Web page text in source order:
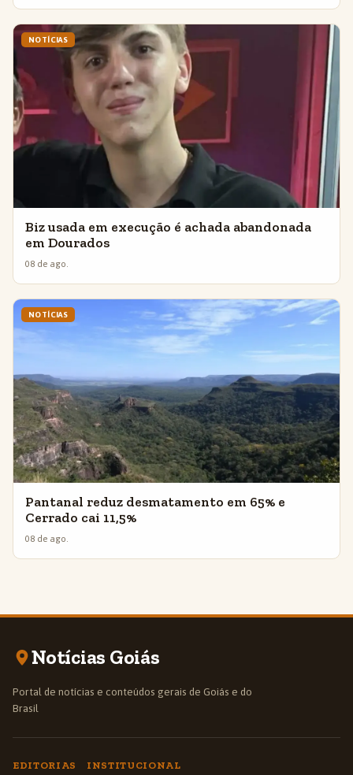
NOTÍCIAS
Biz usada em execução é achada abandonada
em Dourados
08 de ago.
NOTÍCIAS
Pantanal reduz desmatamento em 65% e
Cerrado cai 11,5%
08 de ago.
Notícias Goiás
Portal de notícias e conteúdos gerais de Goiás e do
Brasil
EDITORIAS INSTITUCIONAL